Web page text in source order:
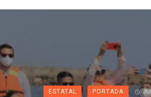
ESTATAL PORTADA